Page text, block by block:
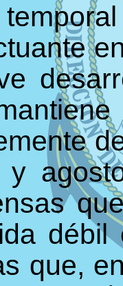
y
que,